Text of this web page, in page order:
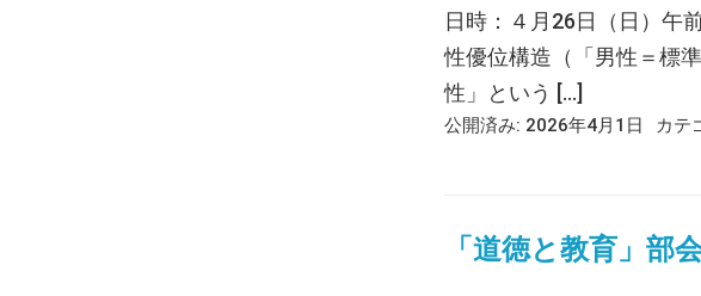
日時：４月26日（日）午
性優位構造（「男性＝標
性」という […]
公開済み: 2026年4月1日 カテ
「道徳と教育」部